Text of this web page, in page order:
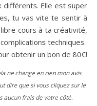
différents. Elle est super
tu vas vite te sentir à
libre cours à ta créativité,
techniques.
obtenir un bon de 80€!
ne change en rien mon avis
dire que si vous cliquez sur le
aucun frais de votre côté.